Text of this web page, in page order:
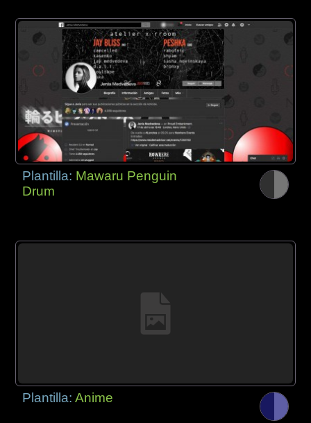
Plantilla: Mawaru Penguin
Drum
Plantilla:Anime